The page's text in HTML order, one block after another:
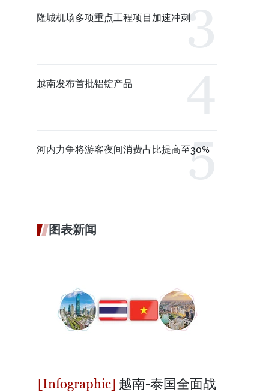
隆城机场多项重点工程项目加速冲刺
越南发布首批铝锭产品
河内力争将游客夜间消费占比提高至30%
图表新闻
越南-泰国全面战